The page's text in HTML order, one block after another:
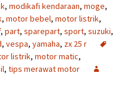
, modikafi kendaraan, moge,
, motor bebel, motor listrik,
, part, sparepart, sport, suzuki,
, vespa, yamaha, zx 25 r
listrik, motor matic,
, tips merawat motor